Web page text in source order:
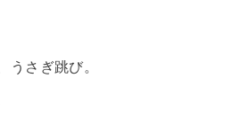
うさぎ跳び。